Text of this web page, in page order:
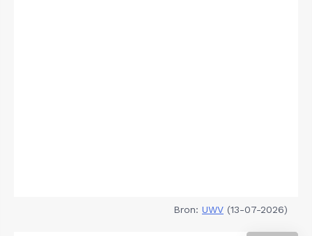
Bron: UWV (13-07-2026)